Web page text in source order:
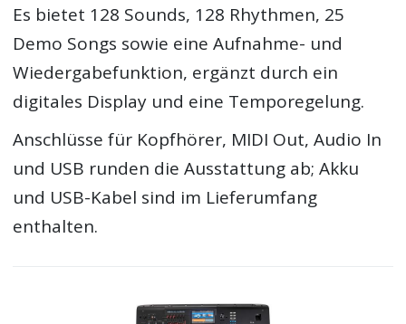
Es bietet 128 Sounds, 128 Rhythmen, 25
Demo Songs sowie eine Aufnahme- und
Wiedergabefunktion, ergänzt durch ein
digitales Display und eine Temporegelung.
Anschlüsse für Kopfhörer, MIDI Out, Audio In
und USB runden die Ausstattung ab; Akku
und USB-Kabel sind im Lieferumfang
enthalten.